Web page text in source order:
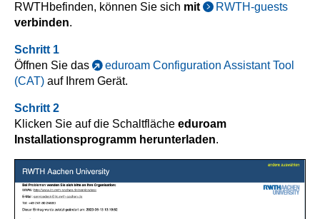
RWTH befinden, können Sie sich mit
RWTH-guests
verbinden.
Schritt 1
Öffnen Sie das
eduroam Configuration Assistant Tool
(CAT) auf Ihrem Gerät.
Schritt 2
Klicken Sie auf die Schaltfläche eduroam
Installationsprogramm herunterladen.